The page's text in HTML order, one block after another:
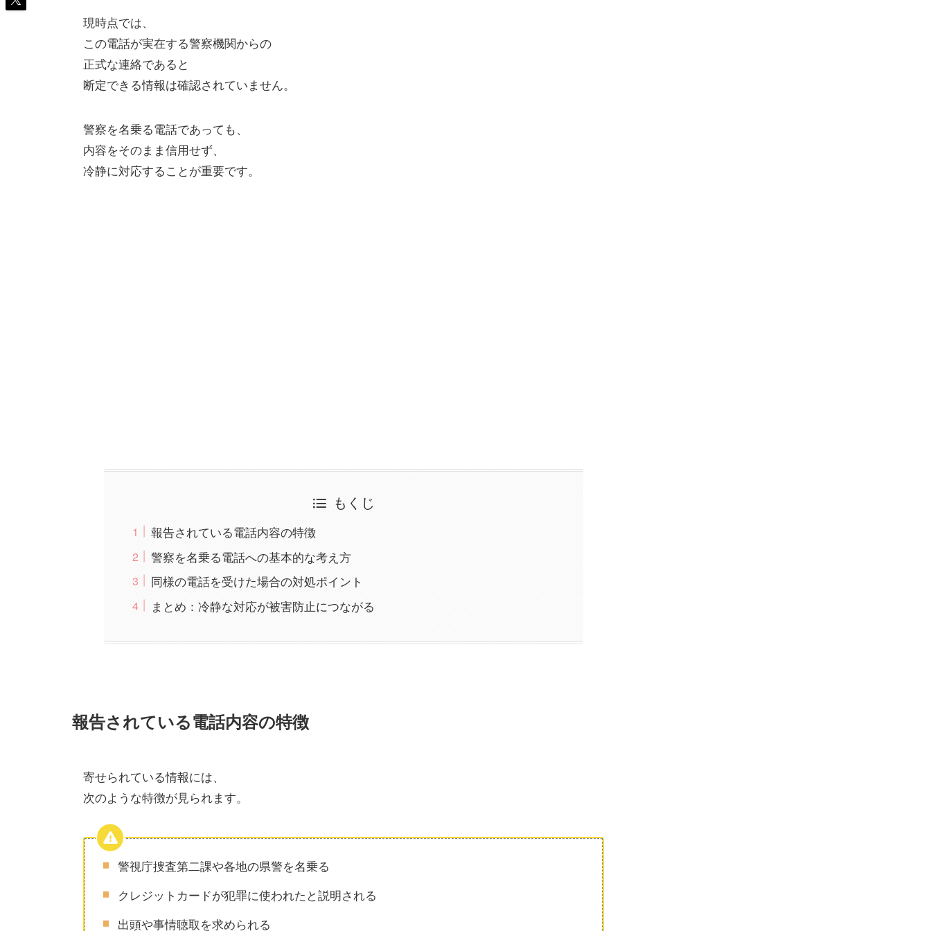
現時点では、
この電話が実在する警察機関からの
正式な連絡であると
断定できる情報は確認されていません。
警察を名乗る電話であっても、
内容をそのまま信用せず、
冷静に対応することが重要です。
もくじ
報告されている電話内容の特徴
警察を名乗る電話への基本的な考え方
同様の電話を受けた場合の対処ポイント
まとめ：冷静な対応が被害防止につながる
報告されている電話内容の特徴
寄せられている情報には、
次のような特徴が見られます。
警視庁捜査第二課や各地の県警を名乗る
クレジットカードが犯罪に使われたと説明される
出頭や事情聴取を求められる